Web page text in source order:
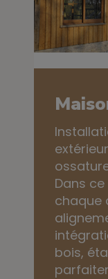
Dans
chaque
bois,